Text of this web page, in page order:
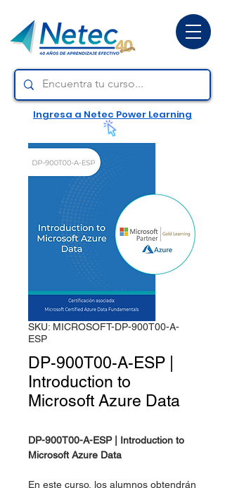
Ingresa a Netec Power Learning
SKU: MICROSOFT-DP-900T00-A-
ESP
DP-900T00-A-ESP |
Introduction to
Microsoft Azure Data
DP-900T00-A-ESP | Introduction to
Microsoft Azure Data
En este curso, los alumnos obtendrán